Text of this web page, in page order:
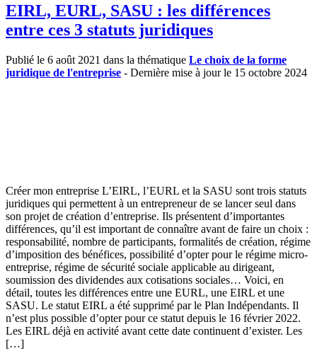
EIRL, EURL, SASU : les différences
entre ces 3 statuts juridiques
Publié le 6 août 2021 dans la thématique Le choix de la forme
juridique de l'entreprise - Dernière mise à jour le 15 octobre 2024
Créer mon entreprise L’EIRL, l’EURL et la SASU sont trois statuts
juridiques qui permettent à un entrepreneur de se lancer seul dans
son projet de création d’entreprise. Ils présentent d’importantes
différences, qu’il est important de connaître avant de faire un choix :
responsabilité, nombre de participants, formalités de création, régime
d’imposition des bénéfices, possibilité d’opter pour le régime micro-
entreprise, régime de sécurité sociale applicable au dirigeant,
soumission des dividendes aux cotisations sociales… Voici, en
détail, toutes les différences entre une EURL, une EIRL et une
SASU. Le statut EIRL a été supprimé par le Plan Indépendants. Il
n’est plus possible d’opter pour ce statut depuis le 16 février 2022.
Les EIRL déjà en activité avant cette date continuent d’exister. Les
[…]